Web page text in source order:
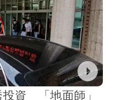
資 「地面師」